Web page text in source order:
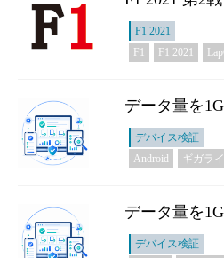
F1 2021
F1 F1 2021
データ量を
デバイス検証
Android ギガラ
データ量を
デバイス検証